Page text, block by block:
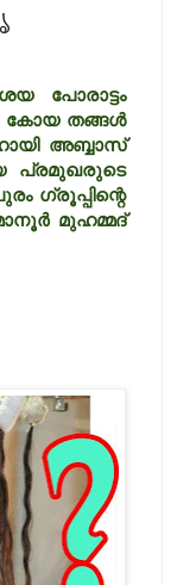
പോരാട്ടം
കോയ തങ്ങള്‍
അബ്ബാസ്‌
പ്രമുഖരുടെ
ഗ്രൂപ്പിന്റെ
മുഹമ്മദ്‌